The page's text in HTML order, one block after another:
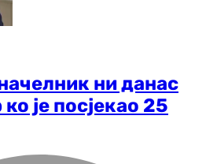
ни данас
је посјекао 25